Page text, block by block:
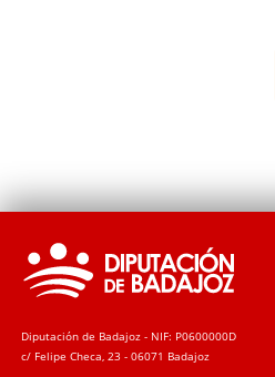
Diputación de Badajoz - NIF: P0600000D
c/ Felipe Checa, 23 - 06071 Badajoz